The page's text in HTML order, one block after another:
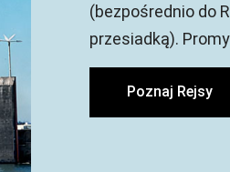
(bezpośrednio do
przesiadką).
Poznaj Rejsy